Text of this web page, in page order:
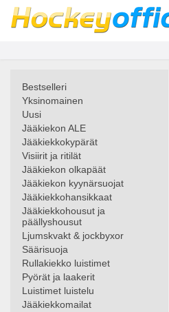
Bestselleri
Yksinomainen
Uusi
Jääkiekon ALE
Jääkiekkokypärät
Visiirit ja ritilät
Jääkiekon olkapäät
Jääkiekon kyynärsuojat
Jääkiekkohansikkaat
Jääkiekkohousut ja
päällyshousut
Ljumskvakt & jockbyxor
Säärisuoja
Rullakiekko luistimet
Pyörät ja laakerit
Luistimet luistelu
Jääkiekkomailat